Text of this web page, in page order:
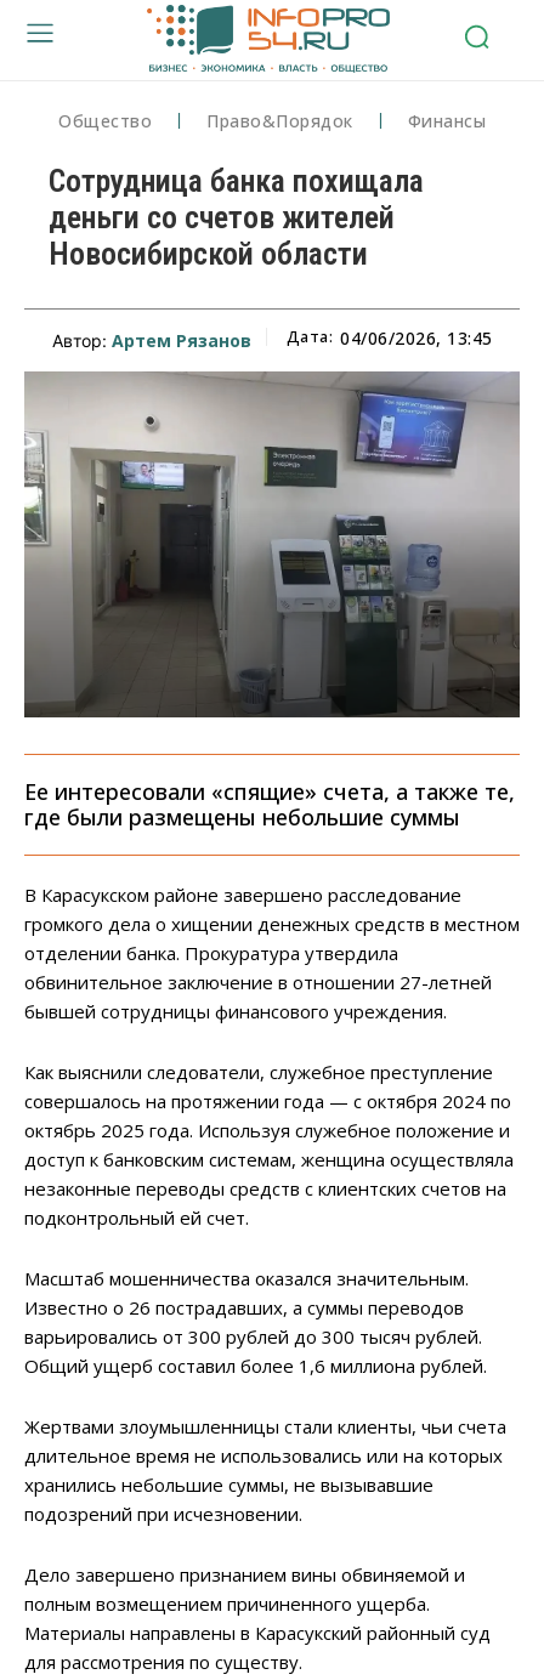
Общество Право&Порядок Финансы
Сотрудница банка похищала
деньги со счетов жителей
Новосибирской области
Автор: Артем Рязанов Дата: 04/06/2026, 13:45
Ее интересовали «спящие» счета, а также те,
где были размещены небольшие суммы
В Карасукском районе завершено расследование
громкого дела о хищении денежных средств в местном
отделении банка. Прокуратура утвердила
обвинительное заключение в отношении 27-летней
бывшей сотрудницы финансового учреждения.
Как выяснили следователи, служебное преступление
совершалось на протяжении года — с октября 2024 по
октябрь 2025 года. Используя служебное положение и
доступ к банковским системам, женщина осуществляла
незаконные переводы средств с клиентских счетов на
подконтрольный ей счет.
Масштаб мошенничества оказался значительным.
Известно о 26 пострадавших, а суммы переводов
варьировались от 300 рублей до 300 тысяч рублей.
Общий ущерб составил более 1,6 миллиона рублей.
Жертвами злоумышленницы стали клиенты, чьи счета
длительное время не использовались или на которых
хранились небольшие суммы, не вызывавшие
подозрений при исчезновении.
Дело завершено признанием вины обвиняемой и
полным возмещением причиненного ущерба.
Материалы направлены в Карасукский районный суд
для рассмотрения по существу.